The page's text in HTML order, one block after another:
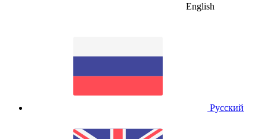
English
Русский